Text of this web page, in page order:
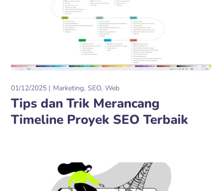
01/12/2025 Marketing SEO Web
Tips dan Trik Merancang
Timeline Proyek SEO Terbaik